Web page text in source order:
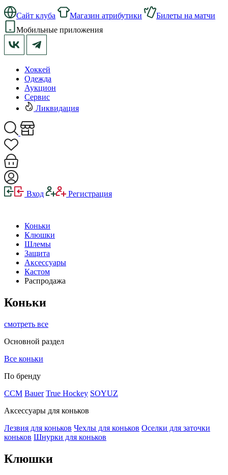
Сайт клуба Магазин атрибутики
Билеты на матчи
Мобильные приложения
Хоккей
Одежда
Аукцион
Сервис
Ликвидация
Вход Регистрация
Коньки
Клюшки
Шлемы
Защита
Аксессуары
Кастом
Распродажа
Коньки
смотреть все
Основной раздел
Все коньки
По бренду
ССМ Bauer True Hockey SOYUZ
Аксессуары для коньков
Лезвия для коньков Чехлы для коньков Оселки для заточки
коньков Шнурки для коньков
Клюшки